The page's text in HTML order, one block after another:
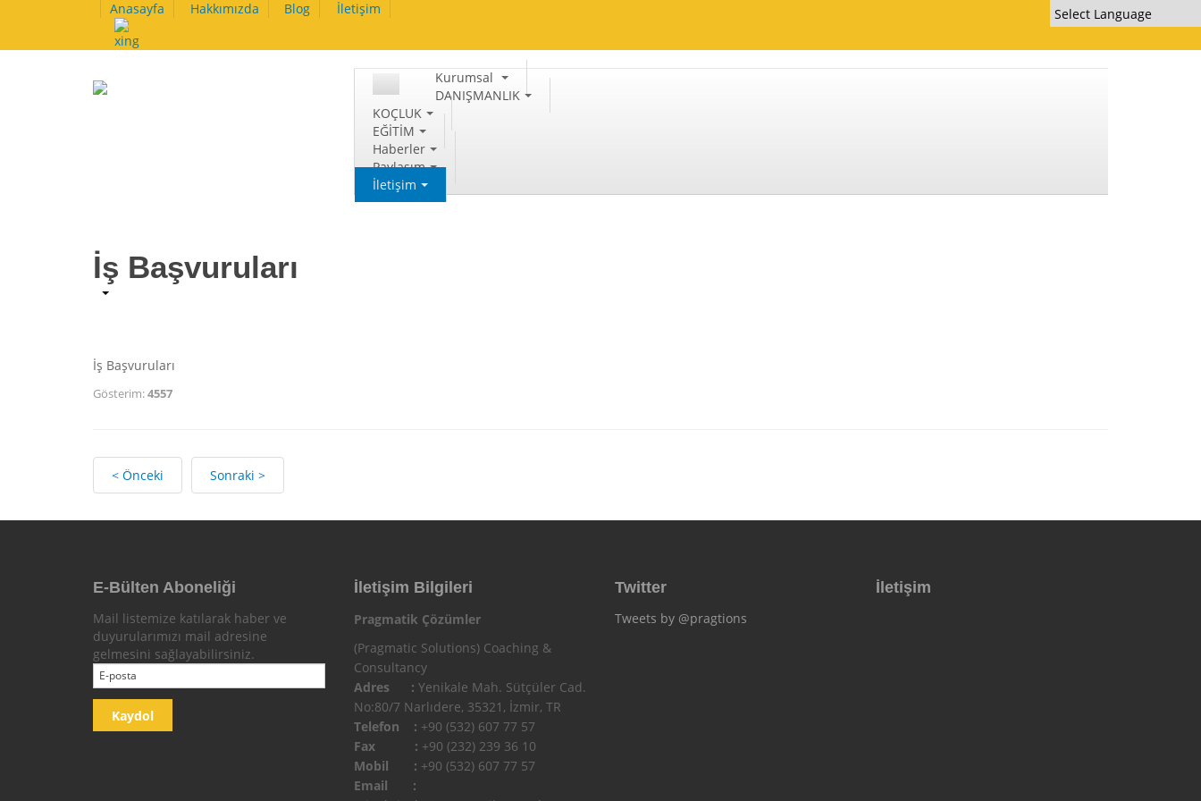
Anasayfa Hakkımızda Blog İletişim
Kurumsal
DANIŞMANLIK
KOÇLUK
EĞİTİM
Haberler
Paylaşım
İletişim
İş Başvuruları
İş Başvuruları
Gösterim:4557
< Önceki Sonraki >
E-Bülten Aboneliği
Mail listemize katılarak haber ve
duyurularımızı mail adresine
gelmesini sağlayabilirsiniz.
İletişim Bilgileri
Pragmatik Çözümler
(Pragmatic Solutions) Coaching &
Consultancy
Adres : Yenikale Mah. Sütçüler Cad.
No:80/7 Narlıdere, 35321, İzmir, TR
Telefon : +90 (532) 607 77 57
Fax : +90 (232) 239 36 10
Mobil : +90 (532) 607 77 57
Email :
Twitter
Tweets by @pragtions
İletişim